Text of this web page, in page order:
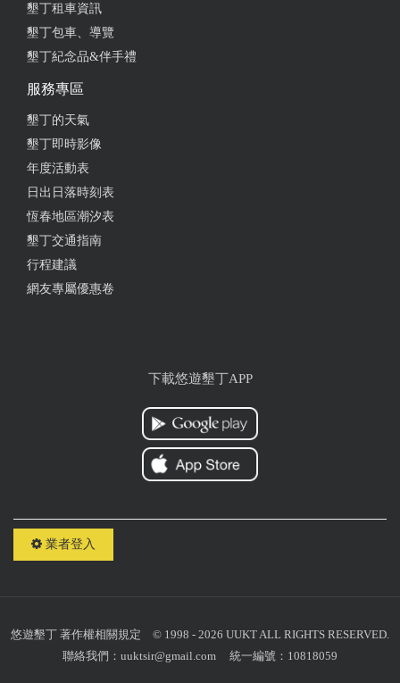
墾丁租車資訊
墾丁包車、導覽
墾丁紀念品&伴手禮
服務專區
墾丁的天氣
墾丁即時影像
年度活動表
日出日落時刻表
恆春地區潮汐表
墾丁交通指南
行程建議
網友專屬優惠卷
下載悠遊墾丁APP
業者登入
悠遊墾丁 著作權相關規定 © 1998 - 2026 UUKT ALL RIGHTS RESERVED.
聯絡我們： uuktsir@gmail.com 統一編號：10818059